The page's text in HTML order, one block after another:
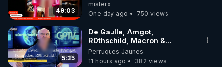
49:03
misterx
One day ago
750 views
5:35
De Gaulle, Amgot,
R0thschild, Macron &
Pompidou… Macron Claude
Janvier, GPTV, 18 X 2024
Perruques Jaunes
11 hours ago
382 views